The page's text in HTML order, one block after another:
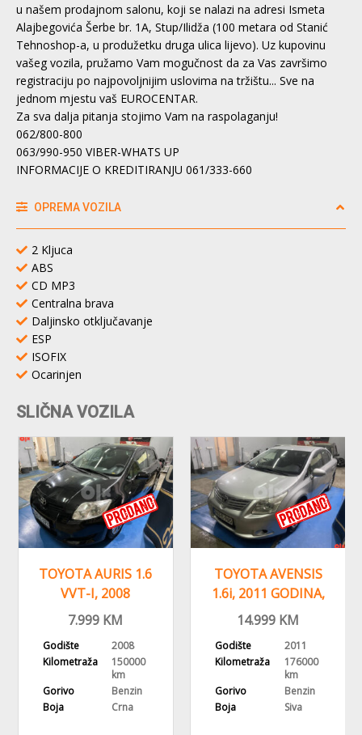
u našem prodajnom salonu, koji se nalazi na adresi Ismeta
Alajbegovića Šerbe br. 1A, Stup/Ilidža (100 metara od Stanić
Tehnoshop-a, u produžetku druga ulica lijevo). Uz kupovinu
vašeg vozila, pružamo Vam mogučnost da za Vas završimo
registraciju po najpovoljnijim uslovima na tržištu... Sve na
jednom mjestu vaš EUROCENTAR.
Za sva dalja pitanja stojimo Vam na raspolaganju!
062/800-800
063/990-950 VIBER-WHATS UP
INFORMACIJE O KREDITIRANJU 061/333-660
OPREMA VOZILA
2 Kljuca
ABS
CD MP3
Centralna brava
Daljinsko otključavanje
ESP
ISOFIX
Ocarinjen
SLIČNA VOZILA
TOYOTA AURIS 1.6
VVT-I, 2008
GODINA,
7.999 KM
Godište
2008
Kilometraža
150000
km
Gorivo
Benzin
Boja
Crna
TOYOTA AVENSIS
1.6i, 2011 GODINA,
REGISTROVANA,
14.999 KM
Godište
2011
Kilometraža
176000
km
Gorivo
Benzin
Boja
Siva